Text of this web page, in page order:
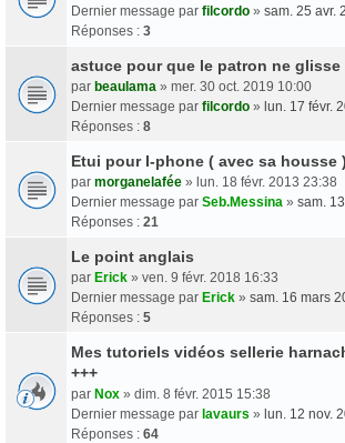
Dernier message par filcordo » sam. 25 avr.
Réponses : 3
astuce pour que le patron ne
par beaulama » mer. 30 oct. 2019 10:00
Dernier message par filcordo » lun. 17 févr.
Réponses : 8
Etui pour I-phone ( avec sa housse )
par morganelafée » lun. 18 févr. 2013 23:38
Dernier message par Seb.Messina » sam.
Réponses : 21
Le point anglais
par Erick » ven. 9 févr. 2018 16:33
Dernier message par Erick » sam. 16 mars
Réponses : 5
Mes tutoriels vidéos sellerie
+++
par Nox » dim. 8 févr. 2015 15:38
Dernier message par lavaurs » lun. 12 nov.
Réponses : 64